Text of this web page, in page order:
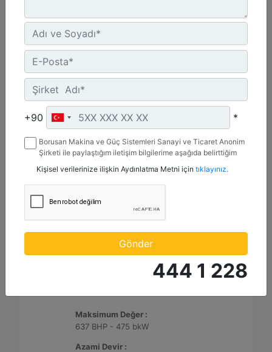
600 BHP - 447 bkW
Azami Devir :
1800 dev/dak. - 1800 dev/dak.
%2 O2 Emisyon Değeri: Yalnızca İhracat
Detay Teklif Al
Maksimum Değer :
637 BHP - 475 bkW
Azami Devir :
+90 *
Borusan Makina ve Güç Sistemleri Sanayi ve Ticaret Anonim
Şirketi ile paylaştığım iletişim bilgilerime aşağıda belirttiğim
mesaj gönderilmesine izin veriyorum.
Kişisel verilerinize ilişkin Aydınlatma Metni için tıklayınız.
Gönder
444 1 228